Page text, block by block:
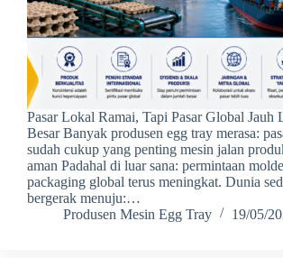
Pasar Lokal Ramai, Tapi Pasar Global Jauh
Besar Banyak produsen egg tray merasa:
sudah cukup yang penting mesin jalan
aman Padahal di luar sana: permintaan
packaging global terus meningkat. Dunia
bergerak menuju:…
Produsen Mesin Egg Tray
19/05/